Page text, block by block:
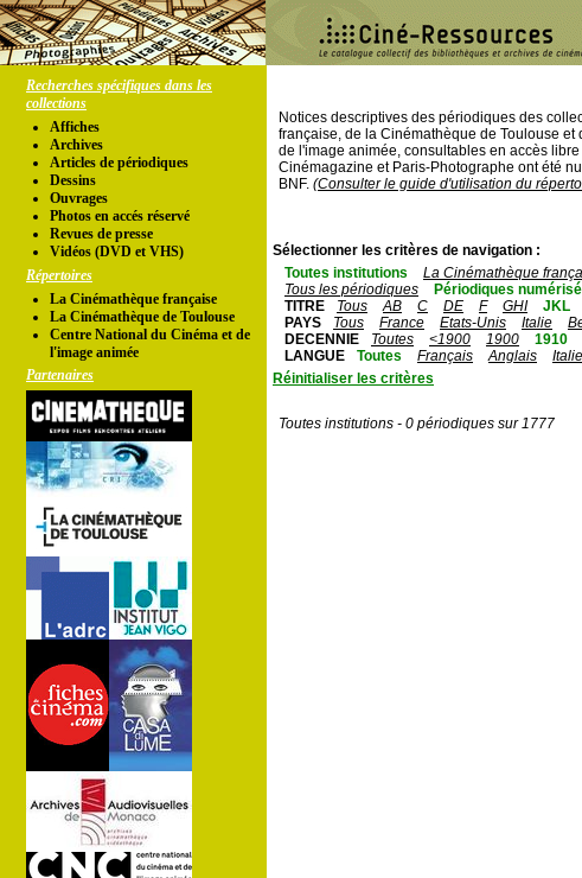
Recherches spécifiques dans les
collections
Affiches
Archives
Articles de périodiques
Dessins
Ouvrages
Photos en accés réservé
Revues de presse
Vidéos (DVD et VHS)
Répertoires
La Cinémathèque française
La Cinémathèque de Toulouse
Centre National du Cinéma et de
l'image animée
Partenaires
Notices descriptives des périodiques des
française, de la Cinémathèque de Toulouse
de l'image animée, consultables en accès
Cinémagazine et Paris-Photographe ont été
BNF. (Consulter le guide d'utilisation du
Sélectionner les critères de navigation :
Toutes institutions
La Cinémathèque
Tous les périodiques
Périodiques
TITRE
Tous AB C DE F GHI JKL
PAYS
Tous France Etats-Unis Italie
DECENNIE
Toutes <1900 1900 1910
LANGUE
Toutes Français Anglais
Réinitialiser les critères
Toutes institutions - 0 périodiques sur 1777